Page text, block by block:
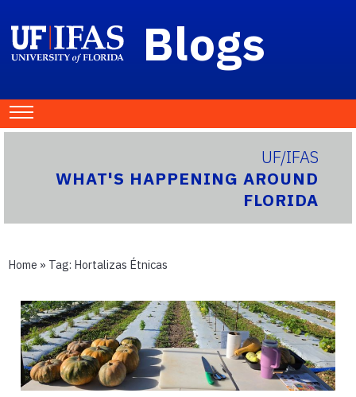
Blogs
UF/IFAS
WHAT'S HAPPENING AROUND
FLORIDA
Home » Tag: Hortalizas Étnicas